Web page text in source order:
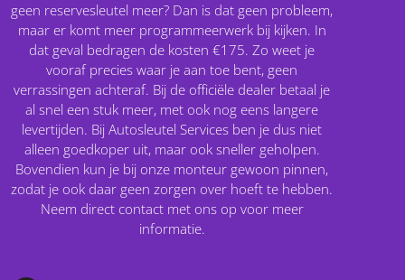
geen reservesleutel meer? Dan is dat geen probleem,
maar er komt meer programmeerwerk bij kijken. In
dat geval bedragen de kosten €175. Zo weet je
vooraf precies waar je aan toe bent, geen
verrassingen achteraf. Bij de officiële dealer betaal je
al snel een stuk meer, met ook nog eens langere
levertijden. Bij Autosleutel Services ben je dus niet
alleen goedkoper uit, maar ook sneller geholpen.
Bovendien kun je bij onze monteur gewoon pinnen,
zodat je ook daar geen zorgen over hoeft te hebben.
Neem direct contact met ons op voor meer
informatie.